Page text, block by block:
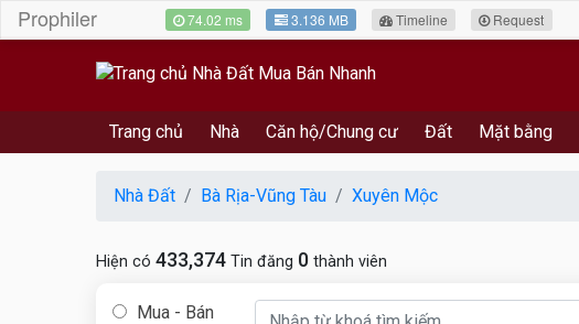
Trang chủ Nhà Căn hộ/Chung cư Đất Mặt bằng
Nhà Đất Bà Rịa-Vũng Tàu Xuyên Mộc
Hiện có 433,374 Tin đăng 0 thành viên
Mua - Bán
Prophiler 74.02 ms 3.136 MB Timeline Request